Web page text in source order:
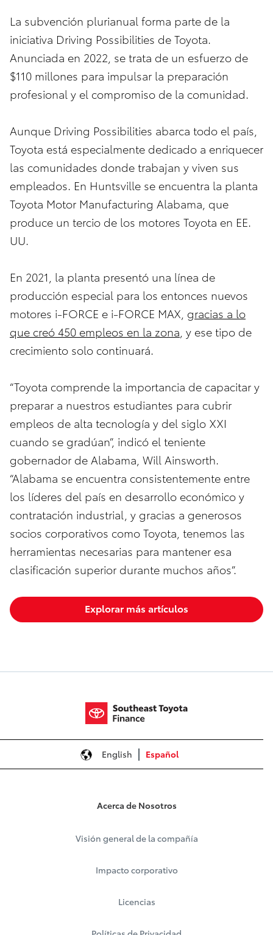
La subvención plurianual forma parte de la
iniciativa Driving Possibilities de Toyota.
Anunciada en 2022, se trata de un esfuerzo de
$110 millones para impulsar la preparación
profesional y el compromiso de la comunidad.
Aunque Driving Possibilities abarca todo el país,
Toyota está especialmente dedicado a enriquecer
las comunidades donde trabajan y viven sus
empleados. En Huntsville se encuentra la planta
Toyota Motor Manufacturing Alabama, que
produce un tercio de los motores Toyota en EE.
UU.
En 2021, la planta presentó una línea de
producción especial para los entonces nuevos
motores i-FORCE e i-FORCE MAX, gracias a lo
que creó 450 empleos en la zona , y ese tipo de
crecimiento solo continuará.
“Toyota comprende la importancia de capacitar y
preparar a nuestros estudiantes para cubrir
empleos de alta tecnología y del siglo XXI
cuando se gradúan”, indicó el teniente
gobernador de Alabama, Will Ainsworth.
“Alabama se encuentra consistentemente entre
los líderes del país en desarrollo económico y
contratación industrial, y gracias a generosos
socios corporativos como Toyota, tenemos las
herramientas necesarias para mantener esa
clasificación superior durante muchos años”.
Explorar más artículos
English Español
Acerca de Nosotros
Visión general de la compañía
Impacto corporativo
Licencias